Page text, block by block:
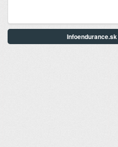
Infoendurance.sk